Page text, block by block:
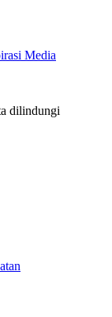
Media
dilindungi